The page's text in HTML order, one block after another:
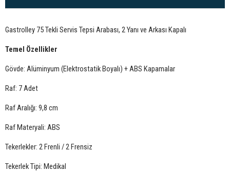
Gastrolley 75 Tekli Servis Tepsi Arabası, 2 Yanı ve Arkası Kapalı
Temel Özellikler
Gövde: Alüminyum (Elektrostatik Boyalı) + ABS Kapamalar
Raf: 7 Adet
Raf Aralığı: 9,8 cm
Raf Materyali: ABS
Tekerlekler: 2 Frenli / 2 Frensiz
Tekerlek Tipi: Medikal